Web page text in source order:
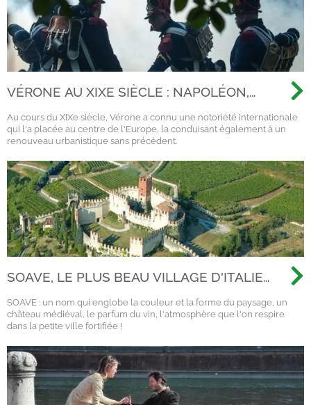
VÉRONE AU XIXE SIÈCLE : NAPOLÉON,
Au cours du XIXe siècle, Vérone a connu une notoriété internationale
qui l'a placée au centre de l'Europe, la conduisant également à un
renouveau urbanistique sans précédent.
SOAVE, LE PLUS BEAU VILLAGE D'ITALIE
SOAVE : un nom qui englobe la couleur et la forme du paysage, un
château médiéval, le parfum du vin, l'atmosphère que l'on respire
dans la petite ville fortifiée !